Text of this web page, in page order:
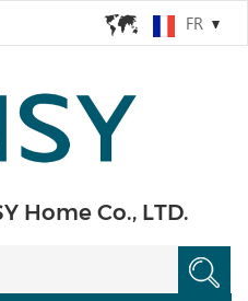
FR
Home Co., LTD.